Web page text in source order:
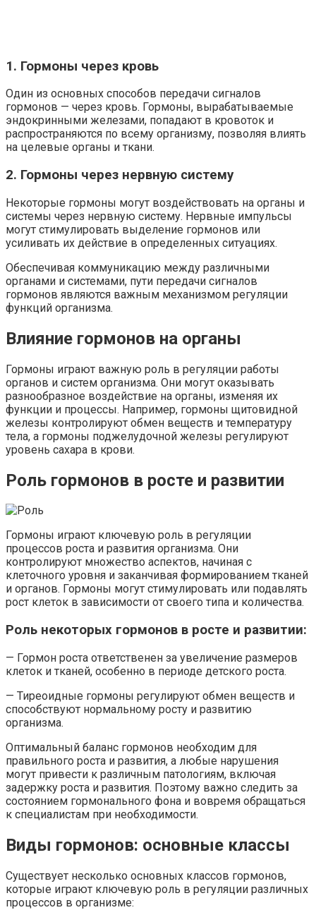
1. Гормоны через кровь
Один из основных способов передачи сигналов
гормонов — через кровь. Гормоны, вырабатываемые
эндокринными железами, попадают в кровоток и
распространяются по всему организму, позволяя влиять
на целевые органы и ткани.
2. Гормоны через нервную систему
Некоторые гормоны могут воздействовать на органы и
системы через нервную систему. Нервные импульсы
могут стимулировать выделение гормонов или
усиливать их действие в определенных ситуациях.
Обеспечивая коммуникацию между различными
органами и системами, пути передачи сигналов
гормонов являются важным механизмом регуляции
функций организма.
Влияние гормонов на органы
Гормоны играют важную роль в регуляции работы
органов и систем организма. Они могут оказывать
разнообразное воздействие на органы, изменяя их
функции и процессы. Например, гормоны щитовидной
железы контролируют обмен веществ и температуру
тела, а гормоны поджелудочной железы регулируют
уровень сахара в крови.
Роль гормонов в росте и развитии
Гормоны играют ключевую роль в регуляции
процессов роста и развития организма. Они
контролируют множество аспектов, начиная с
клеточного уровня и заканчивая формированием тканей
и органов. Гормоны могут стимулировать или подавлять
рост клеток в зависимости от своего типа и количества.
Роль некоторых гормонов в росте и развитии:
— Гормон роста ответственен за увеличение размеров
клеток и тканей, особенно в периоде детского роста.
— Тиреоидные гормоны регулируют обмен веществ и
способствуют нормальному росту и развитию
организма.
Оптимальный баланс гормонов необходим для
правильного роста и развития, а любые нарушения
могут привести к различным патологиям, включая
задержку роста и развития. Поэтому важно следить за
состоянием гормонального фона и вовремя обращаться
к специалистам при необходимости.
Виды гормонов: основные классы
Существует несколько основных классов гормонов,
которые играют ключевую роль в регуляции различных
процессов в организме: